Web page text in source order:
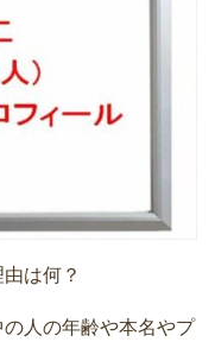
は何？
人の年齢や本名やプ